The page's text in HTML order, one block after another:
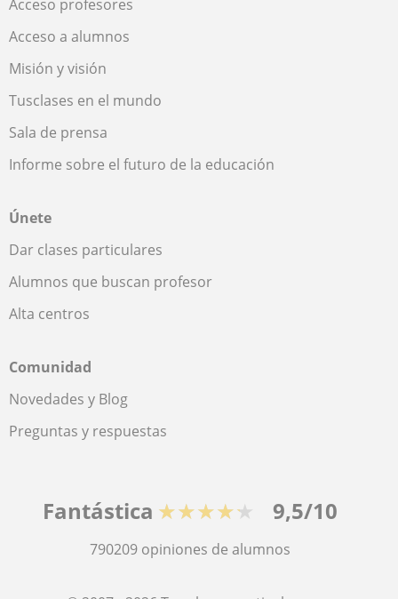
Acceso profesores
Acceso a alumnos
Misión y visión
Tusclases en el mundo
Sala de prensa
Informe sobre el futuro de la educación
Únete
Dar clases particulares
Alumnos que buscan profesor
Alta centros
Comunidad
Novedades y Blog
Preguntas y respuestas
Fantástica ★★★★★ 9,5/10
790209 opiniones de alumnos